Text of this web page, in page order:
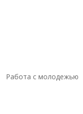
Работа с молодежью